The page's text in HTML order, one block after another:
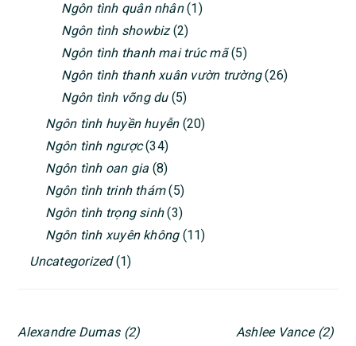
Ngôn tình quân nhân(1)
Ngôn tình showbiz(2)
Ngôn tình thanh mai trúc mã(5)
Ngôn tình thanh xuân vườn trường(26)
Ngôn tình võng du(5)
Ngôn tình huyền huyễn(20)
Ngôn tình ngược(34)
Ngôn tình oan gia (8)
Ngôn tình trinh thám(5)
Ngôn tình trọng sinh(3)
Ngôn tình xuyên không(11)
Uncategorized(1)
Alexandre Dumas (2) Ashlee Vance (2)